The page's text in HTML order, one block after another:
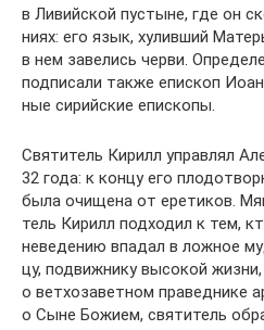
в Ли­вий­ской пу­стыне, где он
ни­ях: его язык, ху­лив­ший
в нем за­ве­лись чер­ви.
под­пи­са­ли так­же епи­скоп
ные си­рий­ские епи­ско­пы.
Свя­ти­тель Ки­рилл управ­лял
32 го­да: к кон­цу его
бы­ла очи­ще­на от ере­ти­ков.
тель Ки­рилл под­хо­дил к тем,
неве­де­нию впа­дал в лож­ное
цу, по­движ­ни­ку вы­со­кой
о вет­хо­за­вет­ном пра­вед­ни­ке
о Сыне Бо­жи­ем, свя­ти­тель